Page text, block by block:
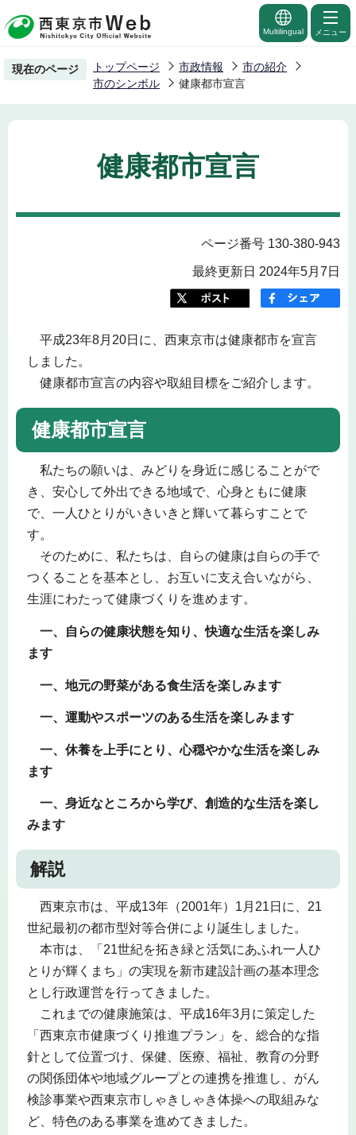
の
ー
Multilingual メニュー
現在のページ トップページ 市政情報
市の紹介
市のシンボル
健康都市宣言
健康都市宣言
ページ番号 130-380-943
最終更新日 2024年5月7日
平成23年8月20日に、西東京市は健康都市を宣言
しました。
健康都市宣言の内容や取組目標をご紹介します。
健康都市宣言
私たちの願いは、みどりを身近に感じることがで
き、安心して外出できる地域で、心身ともに健康
で、一人ひとりがいきいきと輝いて暮らすことで
す。
そのために、私たちは、自らの健康は自らの手で
つくることを基本とし、お互いに支え合いながら、
生涯にわたって健康づくりを進めます。
一、自らの健康状態を知り、快適な生活を楽しみ
ます
一、地元の野菜がある食生活を楽しみます
一、運動やスポーツのある生活を楽しみます
一、休養を上手にとり、心穏やかな生活を楽しみ
ます
一、身近なところから学び、創造的な生活を楽し
みます
解説
西東京市は、平成13年（2001年）1月21日に、21
世紀最初の都市型対等合併により誕生しました。
本市は、「21世紀を拓き緑と活気にあふれ一人ひ
とりが輝くまち」の実現を新市建設計画の基本理念
とし行政運営を行ってきました。
これまでの健康施策は、平成16年3月に策定した
「西東京市健康づくり推進プラン」を、総合的な指
針として位置づけ、保健、医療、福祉、教育の分野
の関係団体や地域グループとの連携を推進し、がん
検診事業や西東京市しゃきしゃき体操への取組みな
ど、特色のある事業を進めてきました。